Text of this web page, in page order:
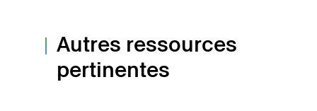
Autres ressources
pertinentes